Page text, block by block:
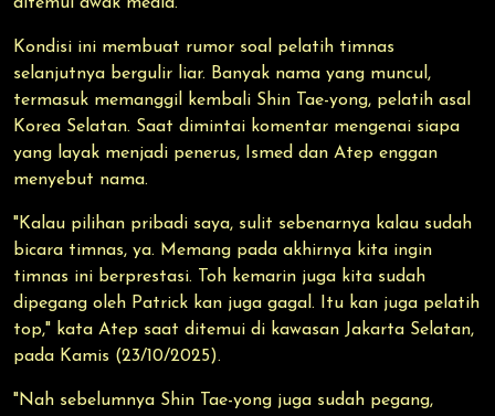
Kondisi ini membuat rumor soal pelatih timnas
selanjutnya bergulir liar. Banyak nama yang muncul,
termasuk memanggil kembali Shin Tae-yong, pelatih asal
Korea Selatan. Saat dimintai komentar mengenai siapa
yang layak menjadi penerus, Ismed dan Atep enggan
menyebut nama.
"Kalau pilihan pribadi saya, sulit sebenarnya kalau sudah
bicara timnas, ya. Memang pada akhirnya kita ingin
timnas ini berprestasi. Toh kemarin juga kita sudah
dipegang oleh Patrick kan juga gagal. Itu kan juga pelatih
top," kata Atep saat ditemui di kawasan Jakarta Selatan,
pada Kamis (23/10/2025).
"Nah sebelumnya Shin Tae-yong juga sudah pegang,